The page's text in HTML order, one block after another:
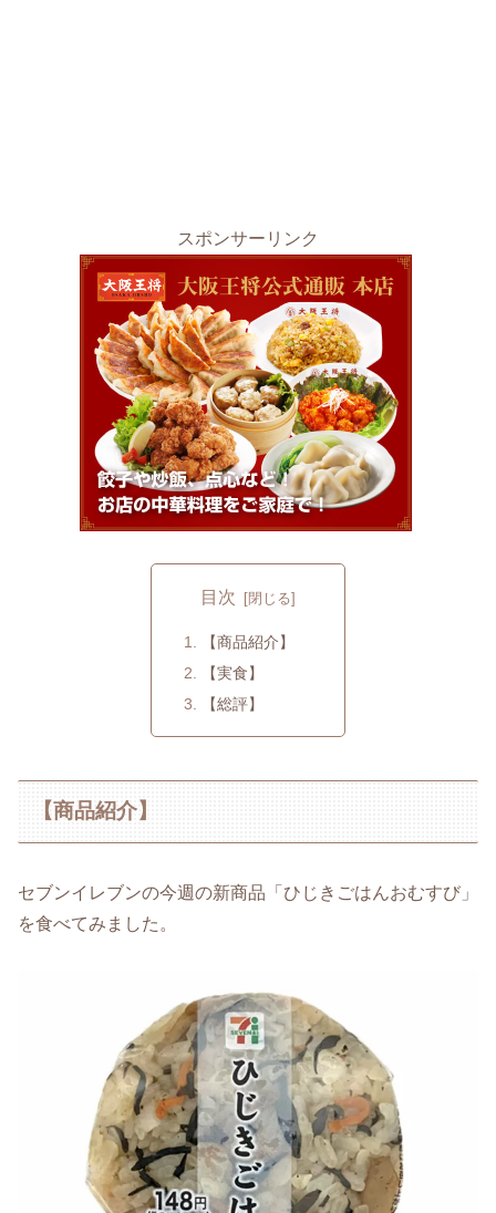
スポンサーリンク
目次
【商品紹介】
【実食】
【総評】
【商品紹介】
セブンイレブンの今週の新商品「ひじきごはんおむすび」
を食べてみました。